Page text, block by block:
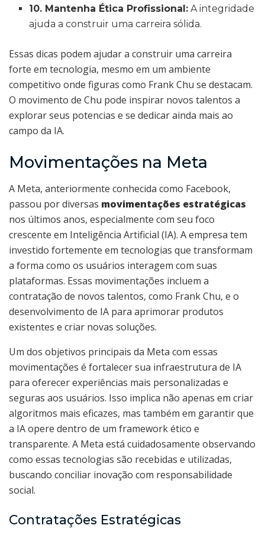
10. Mantenha Ética Profissional: A integridade
ajuda a construir uma carreira sólida.
Essas dicas podem ajudar a construir uma carreira
forte em tecnologia, mesmo em um ambiente
competitivo onde figuras como Frank Chu se destacam.
O movimento de Chu pode inspirar novos talentos a
explorar seus potencias e se dedicar ainda mais ao
campo da IA.
Movimentações na Meta
A Meta, anteriormente conhecida como Facebook,
passou por diversas movimentações estratégicas
nos últimos anos, especialmente com seu foco
crescente em Inteligência Artificial (IA). A empresa tem
investido fortemente em tecnologias que transformam
a forma como os usuários interagem com suas
plataformas. Essas movimentações incluem a
contratação de novos talentos, como Frank Chu, e o
desenvolvimento de IA para aprimorar produtos
existentes e criar novas soluções.
Um dos objetivos principais da Meta com essas
movimentações é fortalecer sua infraestrutura de IA
para oferecer experiências mais personalizadas e
seguras aos usuários. Isso implica não apenas em criar
algoritmos mais eficazes, mas também em garantir que
a IA opere dentro de um framework ético e
transparente. A Meta está cuidadosamente observando
como essas tecnologias são recebidas e utilizadas,
buscando conciliar inovação com responsabilidade
social.
Contratações Estratégicas